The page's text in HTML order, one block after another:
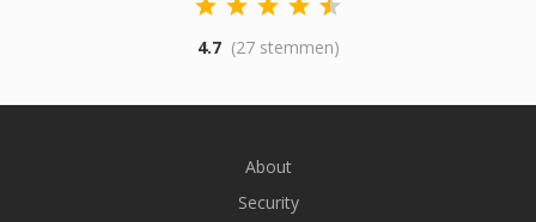
4.7 (27 stemmen)
About
Security